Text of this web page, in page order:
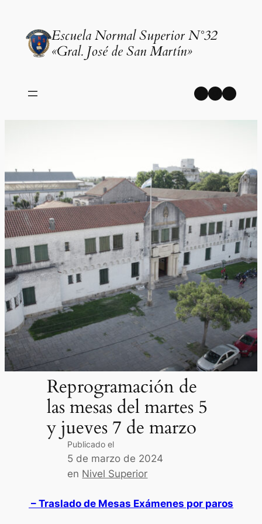
contenidoEscuela Normal Superior N°32
«Gral. José de San Martín»
Facebook
Reprogramación de
las mesas del martes 5
y jueves 7 de marzo
Publicado el
5 de marzo de 2024
en Nivel Superior
– Traslado de Mesas Exámenes por paros